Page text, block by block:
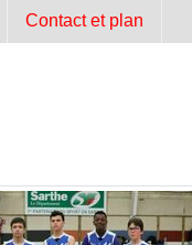
Contact et plan